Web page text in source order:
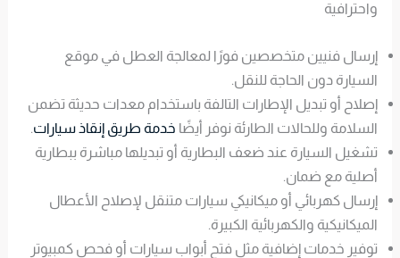
واحترافية
إرسال فنيين متخصصين فورًا لمعالجة العطل في موقع
السيارة دون الحاجة للنقل.
إصلاح أو تبديل الإطارات التالفة باستخدام معدات حديثة تضمن
السلامة وللحالات الطارئة نوفر أيضًا خدمة طريق إنقاذ سيارات.
تشغيل السيارة عند ضعف البطارية أو تبديلها مباشرة ببطارية
أصلية مع ضمان.
إرسال كهربائي أو ميكانيكي سيارات متنقل لإصلاح الأعطال
الميكانيكية والكهربائية الكبيرة.
توفير خدمات إضافية مثل فتح أبواب سيارات أو فحص كمبيوتر